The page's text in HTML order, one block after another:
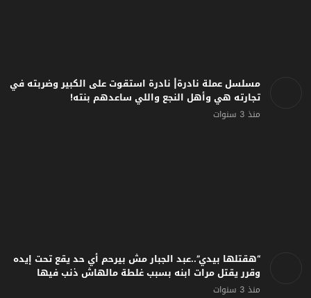
مسلسل عملة نادرة| نادرة استقوت على الكبير وضربته في
تجارته هي وأهل النجع واللي ساعدهم بنته!
منذ 3 سنوات
“هقتلها بيدي”..عبد الجبار مش بيرحم أي حد يقع تحت إيده
وقرر يقتل مرات ابنه بسبب غلطة مالهاش ذنب فيها
منذ 3 سنوات